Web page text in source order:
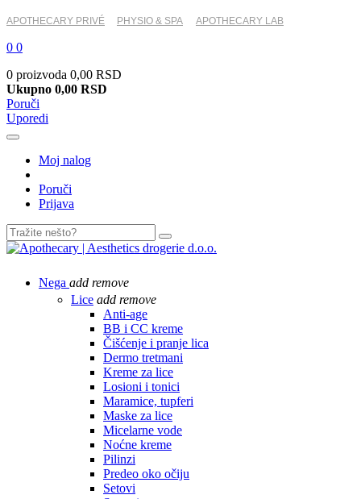
APOTHECARY PRIVÉ PHYSIO & SPA APOTHECARY LAB
0 0
0 proizvoda 0,00 RSD
Ukupno 0,00 RSD
Poruči
Uporedi
Moj nalog
Poruči
Prijava
Nega add remove
Lice add remove
Anti-age
BB i CC kreme
Čišćenje i pranje lica
Dermo tretmani
Kreme za lice
Losioni i tonici
Maramice, tupferi
Maske za lice
Micelarne vode
Noćne kreme
Pilinzi
Predeo oko očiju
Setovi